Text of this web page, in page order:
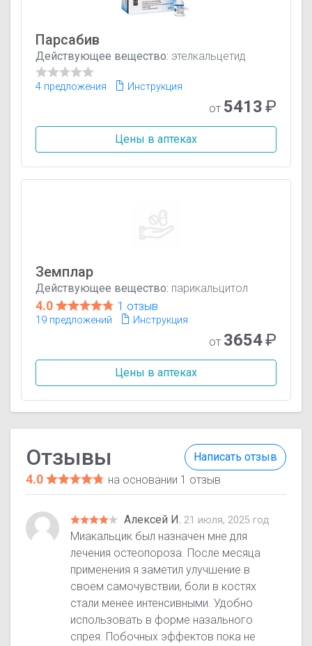
Парсабив
Действующее вещество: этелкальцетид
4 предложения Инструкция
от 5413₽
Цены в аптеках
Земплар
Действующее вещество: парикальцитол
4.0 1 отзыв
19 предложений Инструкция
от 3654₽
Цены в аптеках
Написать отзыв
Отзывы
4.0 на основании 1 отзыв
Алексей И. 21 июля, 2025 год
Миакальцик был назначен мне для
лечения остеопороза. После месяца
применения я заметил улучшение в
своем самочувствии, боли в костях
стали менее интенсивными. Удобно
использовать в форме назального
спрея. Побочных эффектов пока не